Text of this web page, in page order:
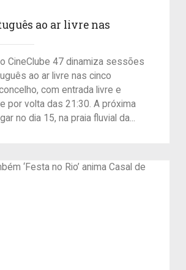
ao ar livre nas
CineClube 47 dinamiza sessões
ao ar livre nas cinco
com entrada livre e
por volta das 21:30. A próxima
no dia 15, na praia fluvial da...